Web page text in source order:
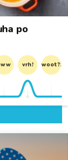
po
vrh! woot?!